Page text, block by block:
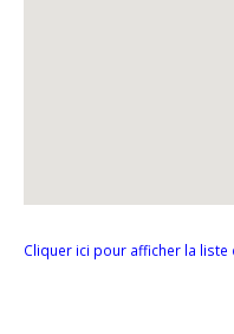
Cliquer ici pour afficher la